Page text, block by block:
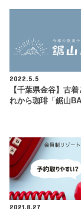
2022.5.5
【千葉県金谷】古
れから珈琲「鋸山
2021.8.27